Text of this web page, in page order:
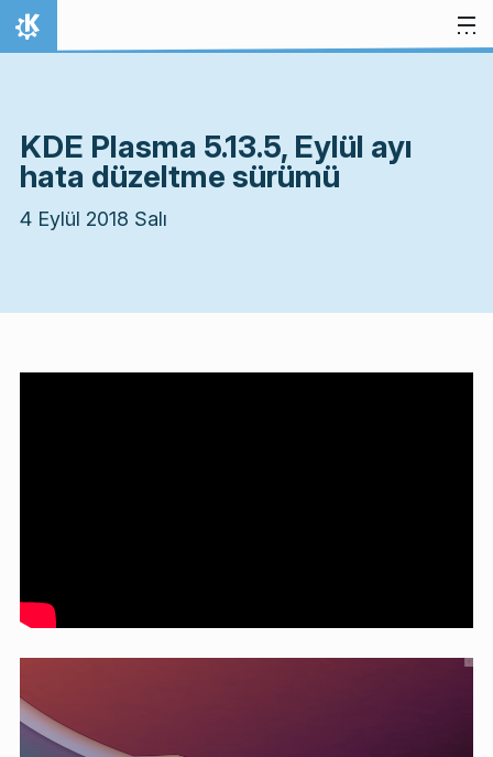
İçeriğe atla
Ana Sayfa
KDE Plasma 5.13.5, Eylül ayı
hata düzeltme sürümü
4 Eylül 2018 Salı